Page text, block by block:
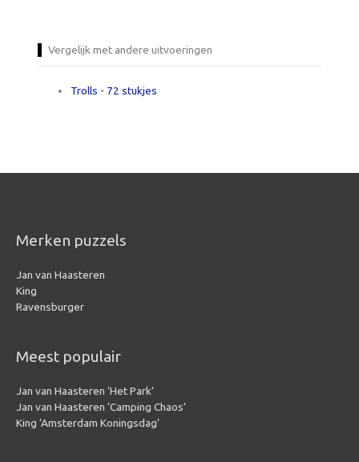
Vergelijk met andere uitvoeringen
Trolls - 72 stukjes
Merken puzzels
Jan van Haasteren
King
Ravensburger
Meest populair
Jan van Haasteren ‘Het Park’
Jan van Haasteren ‘Camping Chaos’
King ‘Amsterdam Koningsdag’